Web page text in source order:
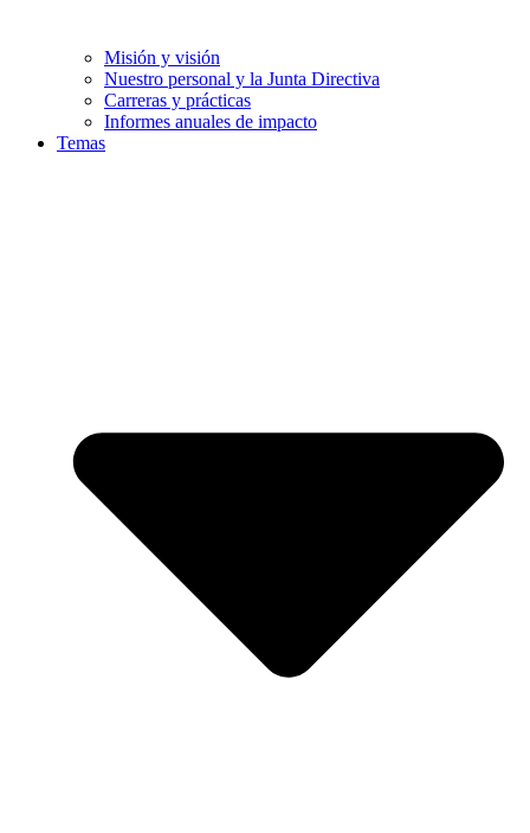
Misión y visión
Nuestro personal y la Junta Directiva
Carreras y prácticas
Informes anuales de impacto
Temas